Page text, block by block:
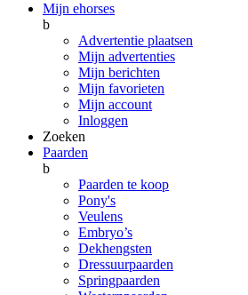
Mijn ehorses
b
Advertentie plaatsen
Mijn advertenties
Mijn berichten
Mijn favorieten
Mijn account
Inloggen
Zoeken
Paarden
b
Paarden te koop
Pony's
Veulens
Embryo’s
Dekhengsten
Dressuurpaarden
Springpaarden